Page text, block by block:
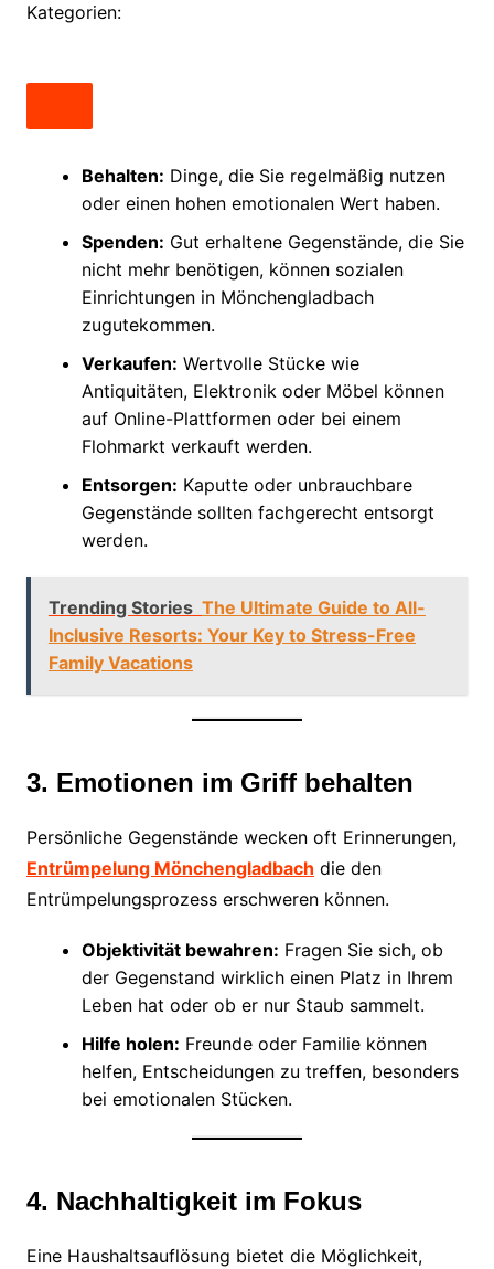
Kategorien:
Behalten: Dinge, die Sie regelmäßig nutzen
oder einen hohen emotionalen Wert haben.
Spenden: Gut erhaltene Gegenstände, die Sie
nicht mehr benötigen, können sozialen
Einrichtungen in Mönchengladbach
zugutekommen.
Verkaufen: Wertvolle Stücke wie
Antiquitäten, Elektronik oder Möbel können
auf Online-Plattformen oder bei einem
Flohmarkt verkauft werden.
Entsorgen: Kaputte oder unbrauchbare
Gegenstände sollten fachgerecht entsorgt
werden.
Trending Stories The Ultimate Guide to All-
Inclusive Resorts: Your Key to Stress-Free
Family Vacations
3. Emotionen im Griff behalten
Persönliche Gegenstände wecken oft Erinnerungen,
Entrümpelung Mönchengladbach die den
Entrümpelungsprozess erschweren können.
Objektivität bewahren: Fragen Sie sich, ob
der Gegenstand wirklich einen Platz in Ihrem
Leben hat oder ob er nur Staub sammelt.
Hilfe holen: Freunde oder Familie können
helfen, Entscheidungen zu treffen, besonders
bei emotionalen Stücken.
4. Nachhaltigkeit im Fokus
Eine Haushaltsauflösung bietet die Möglichkeit,